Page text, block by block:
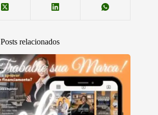
Posts relacionados